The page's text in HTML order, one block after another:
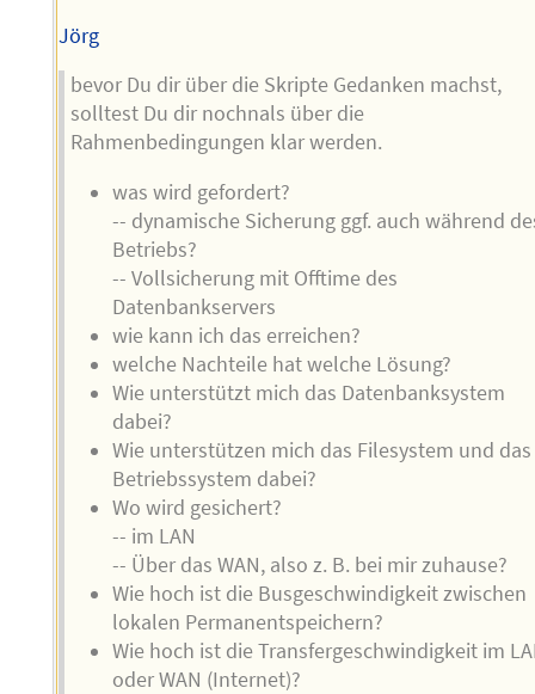
Jörg
bevor Du dir über die Skripte Gedanken machst,
solltest Du dir nochnals über die
Rahmenbedingungen klar werden.
was wird gefordert?
-- dynamische Sicherung ggf. auch während
Betriebs?
-- Vollsicherung mit Offtime des
Datenbankservers
wie kann ich das erreichen?
welche Nachteile hat welche Lösung?
Wie unterstützt mich das Datenbanksystem
dabei?
Wie unterstützen mich das Filesystem und das
Betriebssystem dabei?
Wo wird gesichert?
-- im LAN
-- Über das WAN, also z. B. bei mir zuhause?
Wie hoch ist die Busgeschwindigkeit zwischen
lokalen Permanentspeichern?
Wie hoch ist die Transfergeschwindigkeit im
oder WAN (Internet)?